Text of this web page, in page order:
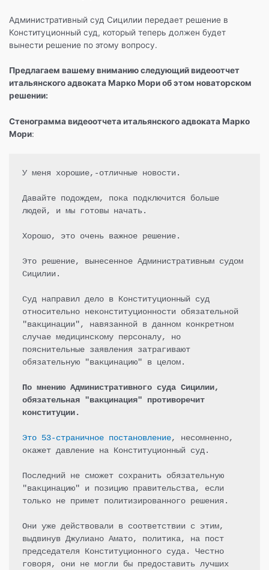
Административный суд Сицилии передает решение в
Конституционный суд, который теперь должен будет
вынести решение по этому вопросу.
Предлагаем вашему вниманию следующий видеоотчет
итальянского адвоката Марко Мори об этом новаторском
решении:
Стенограмма видеоотчета итальянского адвоката Марко
Мори:
У меня хорошие,-отличные новости.
Давайте подождем, пока подключится больше
людей, и мы готовы начать.
Хорошо, это очень важное решение.
Это решение, вынесенное Административным судом
Сицилии.
Суд направил дело в Конституционный суд
относительно неконституционности обязательной
"вакцинации", навязанной в данном конкретном
случае медицинскому персоналу, но
пояснительные заявления затрагивают
обязательную "вакцинацию" в целом.
По мнению Административного суда Сицилии,
обязательная "вакцинация" противоречит
конституции.
Это 53-страничное постановление, несомненно,
окажет давление на Конституционный суд.
Последний не сможет сохранить обязательную
"вакцинацию" и позицию правительства, если
только не примет политизированного решения.
Они уже действовали в соответствии с этим,
выдвинув Джулиано Амато, политика, на пост
председателя Конституционного суда. Честно
говоря, они не могли бы предоставить лучших